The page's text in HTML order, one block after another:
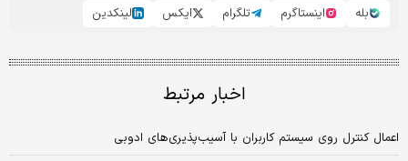
بله
اینستاگرم تلگرام ایکس لینکدین
اخبار مرتبط
اعمال کنترل روی سیستم کاربران با آسیب‌پذیری‌های ادوبی